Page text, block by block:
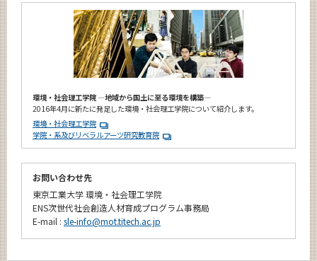
環境・社会理工学院 ―地域から国土に至る環境を構築―
2016年4月に新たに発足した環境・社会理工学院について紹介します。
環境・社会理工学院
学院・系及びリベラルアーツ研究教育院
お問い合わせ先
東京工業大学 環境・社会理工学院
ENS次世代社会創造人材育成プログラム事務局
E-mail : sle-info@mot.titech.ac.jp